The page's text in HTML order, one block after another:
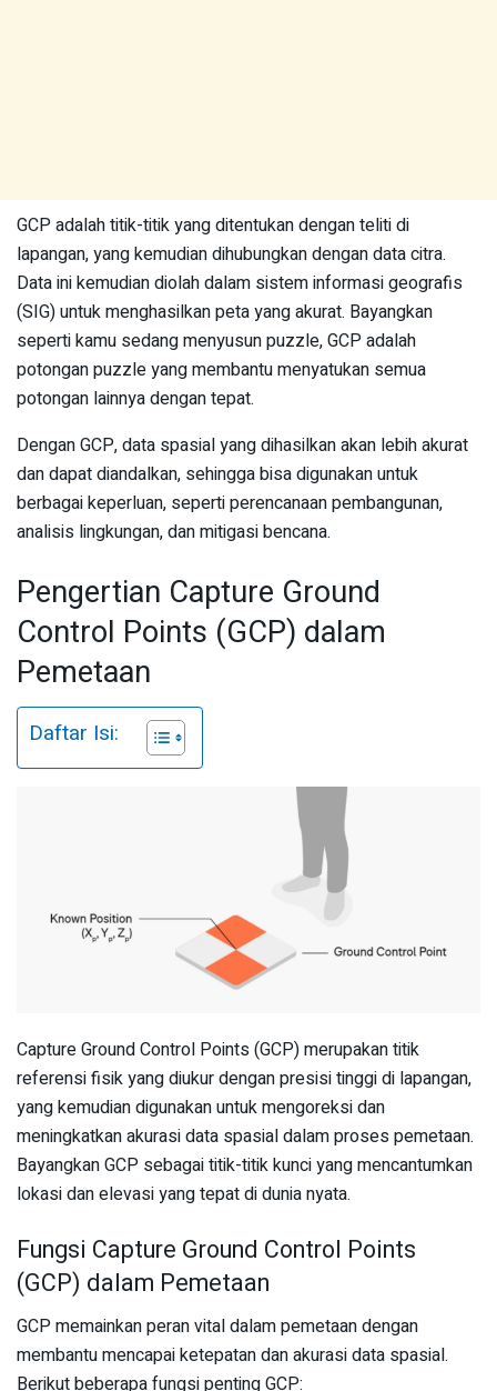
GCP adalah titik-titik yang ditentukan dengan teliti di
lapangan, yang kemudian dihubungkan dengan data citra.
Data ini kemudian diolah dalam sistem informasi geografis
(SIG) untuk menghasilkan peta yang akurat. Bayangkan
seperti kamu sedang menyusun puzzle, GCP adalah
potongan puzzle yang membantu menyatukan semua
potongan lainnya dengan tepat.
Dengan GCP, data spasial yang dihasilkan akan lebih akurat
dan dapat diandalkan, sehingga bisa digunakan untuk
berbagai keperluan, seperti perencanaan pembangunan,
analisis lingkungan, dan mitigasi bencana.
Pengertian Capture Ground
Control Points (GCP) dalam
Pemetaan
Daftar Isi:
Capture Ground Control Points (GCP) merupakan titik
referensi fisik yang diukur dengan presisi tinggi di lapangan,
yang kemudian digunakan untuk mengoreksi dan
meningkatkan akurasi data spasial dalam proses pemetaan.
Bayangkan GCP sebagai titik-titik kunci yang mencantumkan
lokasi dan elevasi yang tepat di dunia nyata.
Fungsi Capture Ground Control Points
(GCP) dalam Pemetaan
GCP memainkan peran vital dalam pemetaan dengan
membantu mencapai ketepatan dan akurasi data spasial.
Berikut beberapa fungsi penting GCP: